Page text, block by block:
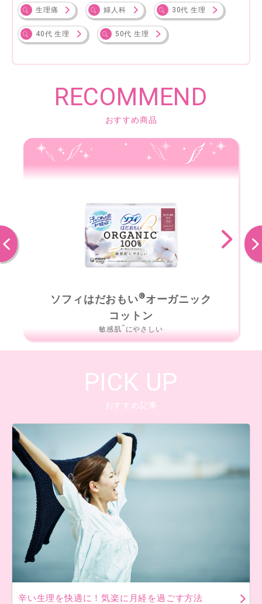
生理痛 婦人科 30代 生理
40代 生理 50代 生理
RECOMMEND
おすすめ商品
ソフィはだおもい®オーガニック
コットン
敏感肌™ にやさしい
前へ 次へ
PICK UP
おすすめ記事
辛い生理を快適に！気楽に月経を過ごす方法